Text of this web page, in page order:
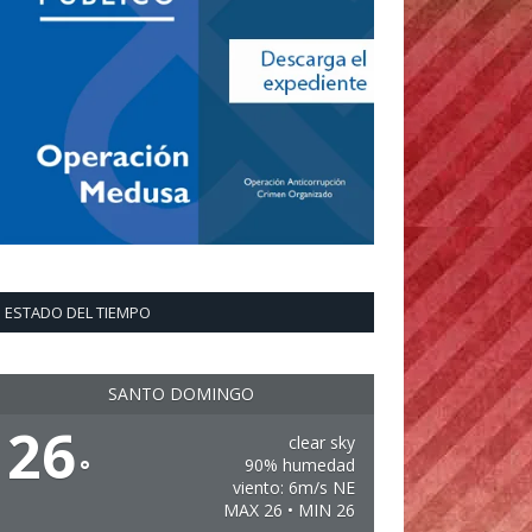
ESTADO DEL TIEMPO
SANTO DOMINGO
26°
clear sky
90% humedad
viento: 6m/s NE
MAX 26 • MIN 26